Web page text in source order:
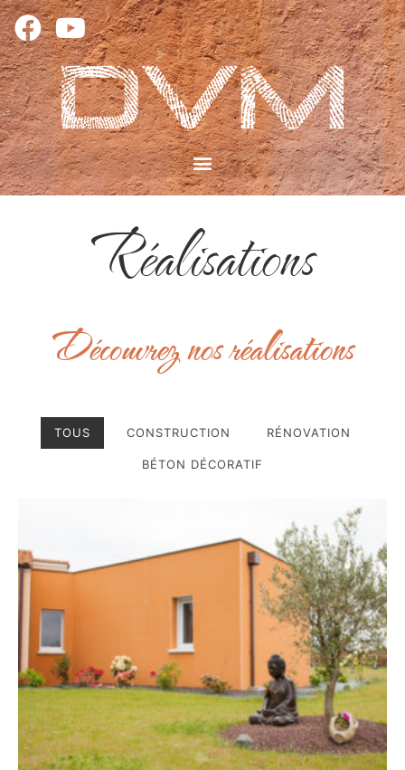
Réalisations
Découvrez nos réalisations
TOUS CONSTRUCTION RÉNOVATION
BÉTON DÉCORATIF